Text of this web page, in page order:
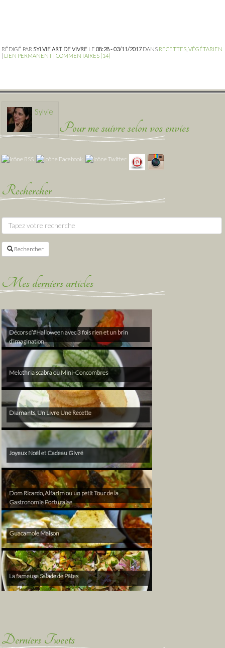
RÉDIGÉ PAR SYLVIE ART DE VIVRE LE 08:28 - 03/11/2017DANS RECETTES VÉGÉTARIEN
| LIEN PERMANENT | COMMENTAIRES (14)
Sylvie
Pour me suivre selon vos envies
Rechercher
Rechercher
Mes derniers articles
Décors d’#Halloween avec 3 fois rien et un brin
d’imagination
Melothria scabra ou Mini-Concombres
Diamants, Un Livre Une Recette
Joyeux Noël et Cadeau Givré
Dom Ricardo, Alfarim ou un petit Tour de la
Gastronomie Portugaise
Guacamole Maison
La fameuse Salade de Pâtes
Derniers Tweets